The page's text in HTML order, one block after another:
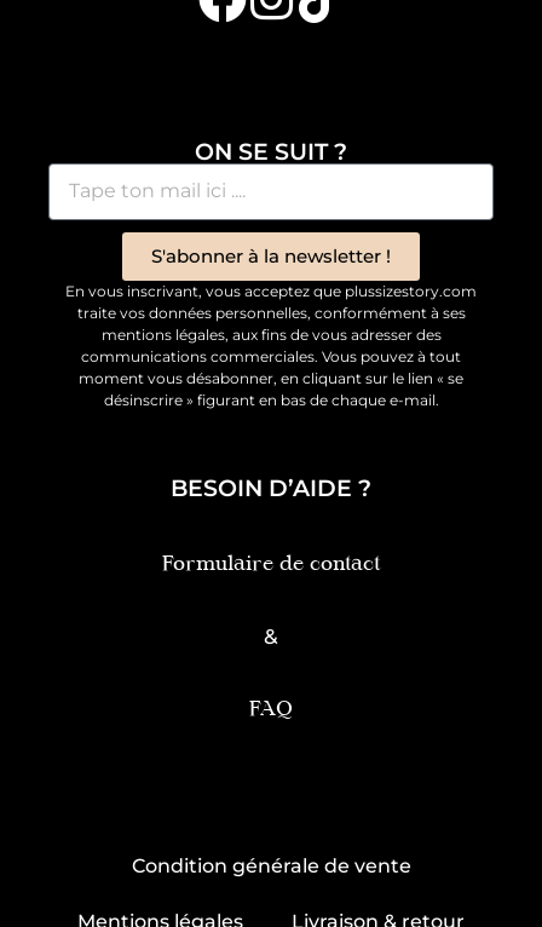
ON SE SUIT ?
S'abonner à la newsletter !
En vous inscrivant, vous acceptez que plussizestory.com
traite vos données personnelles, conformément à ses
mentions légales, aux fins de vous adresser des
communications commerciales. Vous pouvez à tout
moment vous désabonner, en cliquant sur le lien « se
désinscrire » figurant en bas de chaque e-mail.
BESOIN D’AIDE ?
Formulaire de contact
&
FAQ
Condition générale de vente
Mentions légales Livraison & retour